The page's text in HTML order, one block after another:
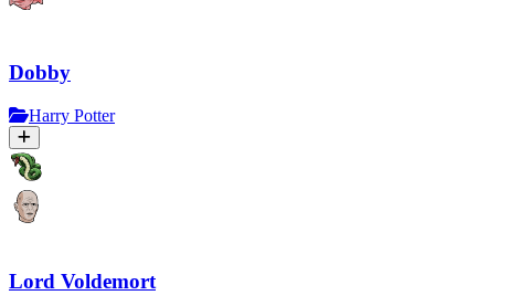
Dobby
Harry Potter
Lord Voldemort